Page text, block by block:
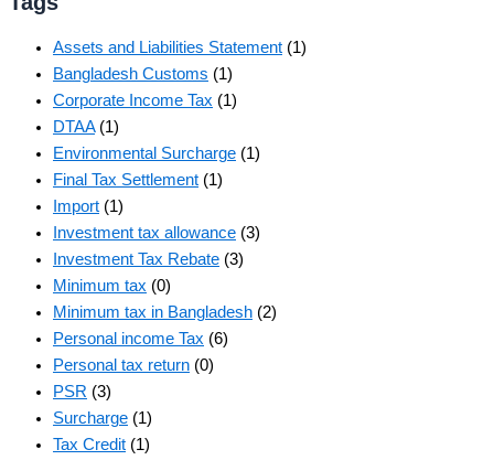
Assets and Liabilities Statement (1)
Bangladesh Customs (1)
Corporate Income Tax (1)
DTAA(1)
Environmental Surcharge (1)
Final Tax Settlement (1)
Import (1)
Investment tax allowance (3)
Investment Tax Rebate (3)
Minimum tax (0)
Minimum tax in Bangladesh (2)
Personal income Tax (6)
Personal tax return (0)
PSR (3)
Surcharge (1)
Tax Credit (1)